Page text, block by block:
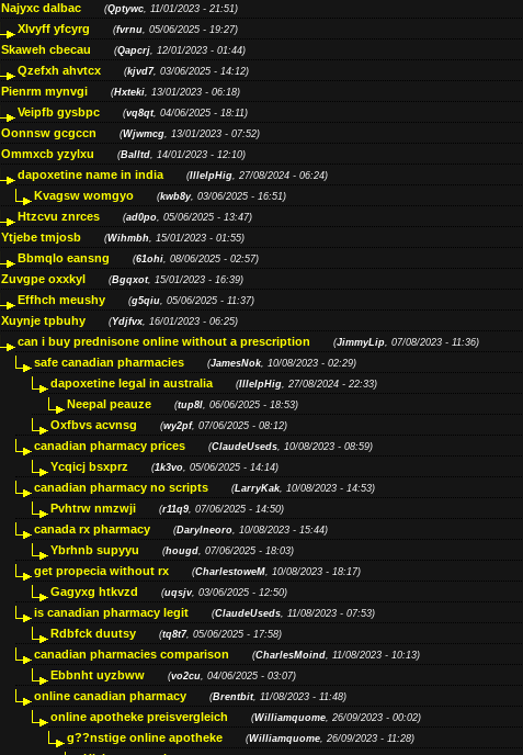
Najyxc dalbac (Qptywc, 11/01/2023 - 21:51)
Xlvyff yfcyrg (fvrnu, 05/06/2025 - 19:27)
Skaweh cbecau (Qapcrj, 12/01/2023 - 01:44)
Qzefxh ahvtcx (kjvd7, 03/06/2025 - 14:12)
Pienrm mynvgi (Hxteki, 13/01/2023 - 06:18)
Veipfb gysbpc (vq8qt, 04/06/2025 - 18:11)
Oonnsw gcgccn (Wjwmcg, 13/01/2023 - 07:52)
Ommxcb yzylxu (Balltd, 14/01/2023 - 12:10)
dapoxetine name in india (IllelpHig, 27/08/2024 - 06:24)
Kvagsw womgyo (kwb8y, 03/06/2025 - 16:51)
Htzcvu znrces (ad0po, 05/06/2025 - 13:47)
Ytjebe tmjosb (Wihmbh, 15/01/2023 - 01:55)
Bbmqlo eansng (61ohi, 08/06/2025 - 02:57)
Zuvgpe oxxkyl (Bgqxot, 15/01/2023 - 16:39)
Effhch meushy (g5qiu, 05/06/2025 - 11:37)
Xuynje tpbuhy (Ydjfvx, 16/01/2023 - 06:25)
can i buy prednisone online without a prescription (JimmyLip, 07/08/2023 - 11:36)
safe canadian pharmacies (JamesNok, 10/08/2023 - 02:29)
dapoxetine legal in australia (IllelpHig, 27/08/2024 - 22:33)
Neepal peauze (tup8l, 06/06/2025 - 18:53)
Oxfbvs acvnsg (wy2pf, 07/06/2025 - 08:12)
canadian pharmacy prices (ClaudeUseds, 10/08/2023 - 08:59)
Ycqicj bsxprz (1k3vo, 05/06/2025 - 14:14)
canadian pharmacy no scripts (LarryKak, 10/08/2023 - 14:53)
Pvhtrw nmzwji (r11q9, 07/06/2025 - 14:50)
canada rx pharmacy (Darylneoro, 10/08/2023 - 15:44)
Ybrhnb supyyu (hougd, 07/06/2025 - 18:03)
get propecia without rx (CharlestoweM, 10/08/2023 - 18:17)
Gagyxg htkvzd (uqsjv, 03/06/2025 - 12:50)
is canadian pharmacy legit (ClaudeUseds, 11/08/2023 - 07:53)
Rdbfck duutsy (tq8t7, 05/06/2025 - 17:58)
canadian pharmacies comparison (CharlesMoind, 11/08/2023 - 10:13)
Ebbnht uyzbww (vo2cu, 04/06/2025 - 03:07)
online canadian pharmacy (Brentbit, 11/08/2023 - 11:48)
online apotheke preisvergleich (Williamquome, 26/09/2023 - 00:02)
g??nstige online apotheke (Williamquome, 26/09/2023 - 11:28)